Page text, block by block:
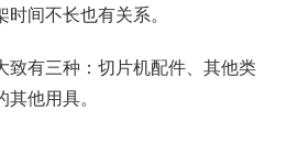
间不长也有关系。
致有三种：切片机配件、其他类
他用具。